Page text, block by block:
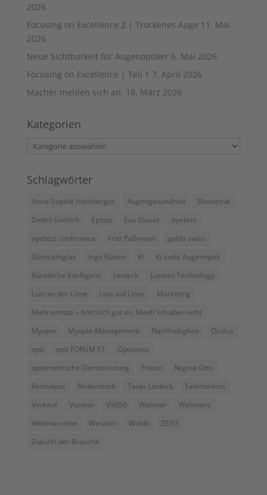
2026
Focusing on Excellence 2 | Trockenes Auge 11. Mai
2026
Neue Sichtbarkeit für Augenoptiker 6. Mai 2026
Focusing on Excellence | Teil 1 7. April 2026
Macher melden sich an. 18. März 2026
Kategorien
Kategorien
Schlagwörter
Anna-Sophie Hornberger Augengesundheit
Biometrie
Detlef Göttlich
Epitop Eva Glaser
eyebizz
eyebizz conference
Fritz Paßmann
galifa swiss
Gleitsichtglas
Ingo Rütten KI
Ki vadis Augenoptik
Künstliche Intelligenz
Leideck
Luneau Technology
Lust an der Linse
Lust auf Linse
Marketing
Mehrumsatz – hört sich gut an. Mach’ ich aber nicht
Myopie
Myopie-Management Nachhaltigkeit
Oculus
opti
opti FORUM XT
Optiswiss
optometrische Dienstleistung
Pricon
Regina Otto
Retinalyze
Rodenstock Tanja Leideck
Telemedizin
Verkauf
Visionix VX650 Webinar
Webinare
Webinarreihe
Wetzlich Wöhlk
ZEISS
Zukunft der Branche